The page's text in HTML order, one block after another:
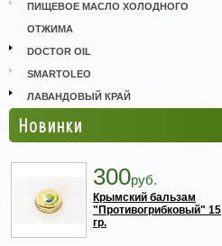
ПИЩЕВОЕ МАСЛО ХОЛОДНОГО
ОТЖИМА
DOCTOR OIL
SMARTOLEO
ЛАВАНДОВЫЙ КРАЙ
Новинки
300руб.
Крымский бальзам
"Противогрибковый" 15
гр.